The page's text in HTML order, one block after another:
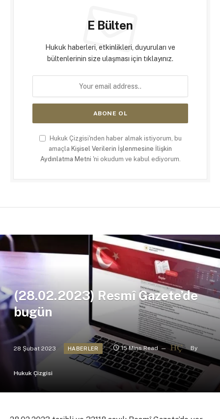
E Bülten
Hukuk haberleri, etkinlikleri, duyuruları ve
bültenlerinin size ulaşması için tıklayınız.
Hukuk Çizgisi'nden haber almak istiyorum, bu
amaçla Kişisel Verilerin İşlenmesine İlişkin
Aydınlatma Metni 'ni okudum ve kabul ediyorum.
(28.02.2023) Resmî Gazete’de
bugün
28 Şubat 2023 HABERLER 15 Mins Read By
Hukuk Çizgisi